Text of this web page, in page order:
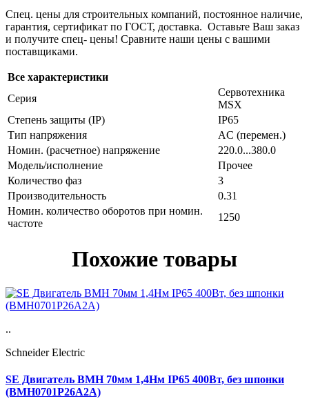
Спец. цены для строительных компаний, постоянное наличие,
гарантия, сертификат по ГОСТ, доставка. Оставьте Ваш заказ
и получите спец- цены! Сравните наши цены с вашими
поставщиками.
Все характеристики
Серия
Сервотехника
MSX
Степень защиты (IP)
IP65
Тип напряжения
AC (перемен.)
Номин. (расчетное) напряжение
220.0...380.0
Модель/исполнение
Прочее
Количество фаз
3
Производительность
0.31
Номин. количество оборотов при номин.
частоте
1250
Похожие товары
..
Schneider Electric
SE Двигатель BMH 70мм 1,4Нм IP65 400Вт, без шпонки
(BMH0701P26A2A)